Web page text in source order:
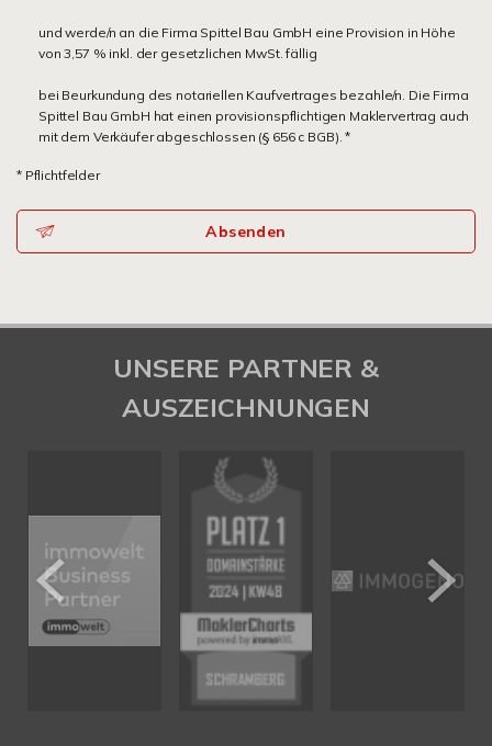
und werde/n an die Firma Spittel Bau GmbH eine Provision in Höhe
von 3,57 % inkl. der gesetzlichen MwSt. fällig
bei Beurkundung des notariellen Kaufvertrages bezahle/n. Die Firma
Spittel Bau GmbH hat einen provisionspflichtigen Maklervertrag auch
mit dem Verkäufer abgeschlossen (§ 656 c BGB). *
* Pflichtfelder
Absenden
UNSERE PARTNER &
AUSZEICHNUNGEN